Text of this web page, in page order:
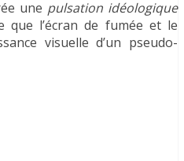
une pulsation idéologique
que l’écran de fumée et le
visuelle d’un pseudo-